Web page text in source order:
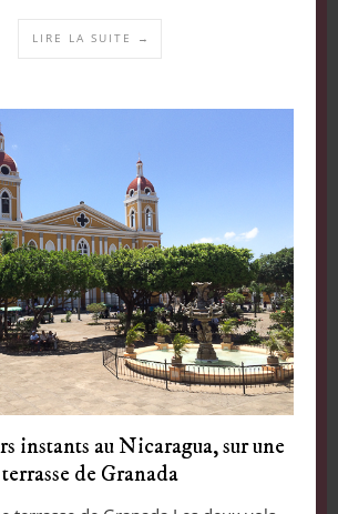
LIRE LA SUITE →
instants au Nicaragua, sur une
terrasse de Granada